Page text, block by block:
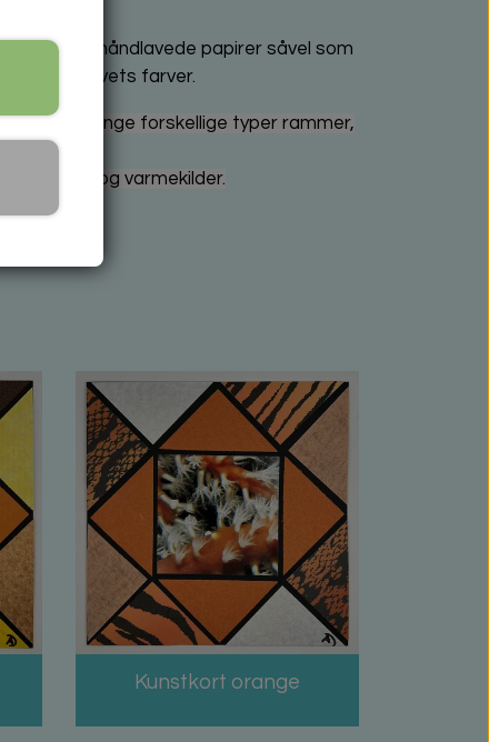
mange håndlavede papirer såvel som
motivets farver.
findes mange forskellige typer rammer,
lys- og varmekilder.
til dig.
Kunstkort orange